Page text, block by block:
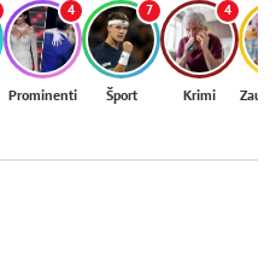
4
Prominenti
7
Šport
4
Krimi